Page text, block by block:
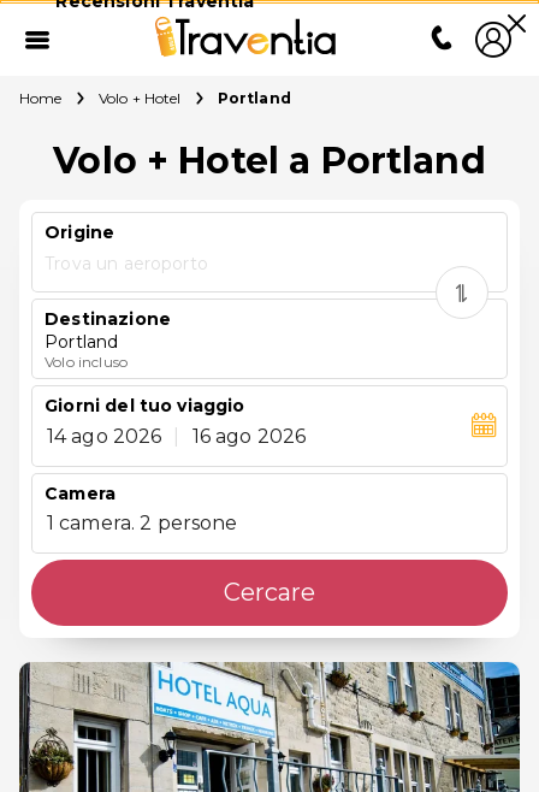
Home Volo + Hotel Portland
Volo + Hotel a Portland
Origine
Trova un aeroporto
Destinazione
Portland
Volo incluso
Giorni del tuo viaggio
14 ago 2026 16 ago 2026
Camera
1 camera. 2 persone
Cercare